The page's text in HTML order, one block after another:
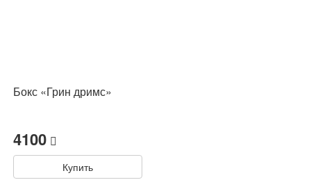
Бокс «Грин дримс»
4100
Купить